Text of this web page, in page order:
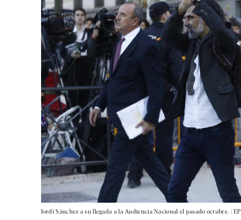
Jordi Sánchez a su llegada a la Audiencia Nacional el pasado octubre. |EP